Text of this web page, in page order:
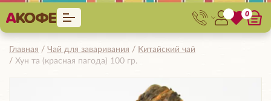
0
Главная Чай для заваривания
Китайский чай
Хун та (красная пагода) 100 гр.